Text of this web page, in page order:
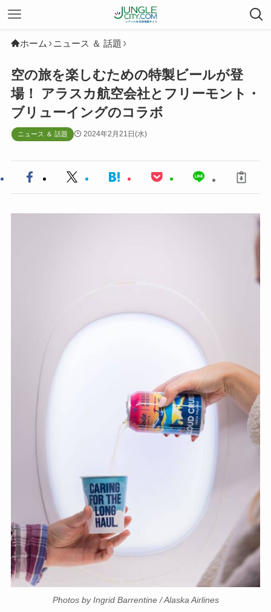
ホーム ニュース ＆ 話題
空の旅を楽しむための特製ビールが登
場！ アラスカ航空会社とフリーモント・
ブリューイングのコラボ
ニュース ＆ 話題 2024年2月21日(水)
Photos by Ingrid Barrentine / Alaska Airlines